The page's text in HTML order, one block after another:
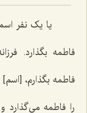
یا یک نفر
فاطمه بگذارد.
فاطمه بگذارم،
را فاطمه